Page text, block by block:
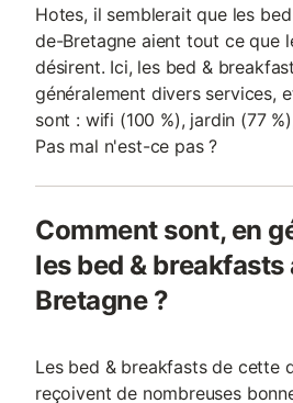
Hotes, il semblerait que les
de-Bretagne aient tout ce que
désirent. Ici, les bed &
généralement divers services,
sont : wifi (100 %), jardin (77
Pas mal n'est-ce pas ?
Comment sont, en
les bed &
Bretagne ?
Les bed & breakfasts de cette
reçoivent de nombreuses